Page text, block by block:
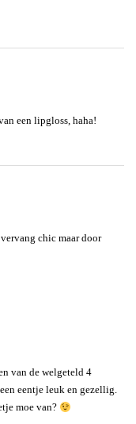
een lipgloss, haha!
chic maar door
van de welgeteld 4
eentje leuk en gezellig.
moe van?